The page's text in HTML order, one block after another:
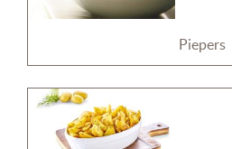
Piepers